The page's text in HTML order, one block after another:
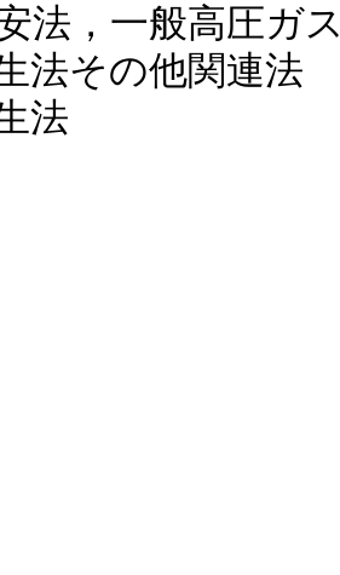
法，一般高圧ガ
法その他関連法
法